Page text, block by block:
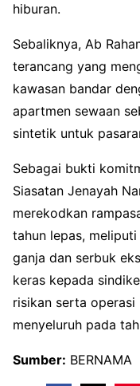
hiburan.
Sebaliknya, Ab
terancang yang
kawasan bandar
apartmen sewaan
sintetik untuk
Sebagai bukti
Siasatan Jenayah
merekodkan
tahun lepas,
ganja dan serbuk
keras kepada
risikan serta operasi
menyeluruh pada
Sumber: BERNAMA